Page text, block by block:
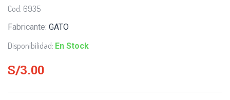
Cod. 6935
Fabricante: GATO
Disponibilidad: En Stock
S/3.00